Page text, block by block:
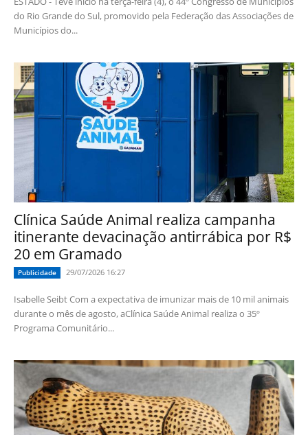
do Rio Grande do Sul, promovido pela Federação das Associações de
Municípios do...
Clínica Saúde Animal realiza campanha
itinerante devacinação antirrábica por R$
20 em Gramado
Publicidade 29/07/2026 16:27
Isabelle Seibt Com a expectativa de imunizar mais de 10 mil animais
durante o mês de agosto, aClínica Saúde Animal realiza o 35º
Programa Comunitário...